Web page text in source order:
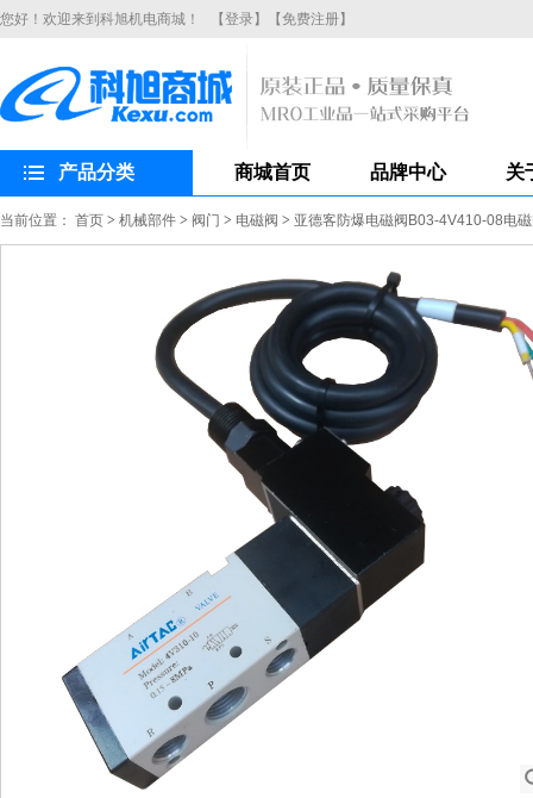
您好！欢迎来到科旭机电商城！ 【登录】 【免费注册】
产品分类 商城首页 品牌中心 关
当前位置： 首页 > 机械部件 > 阀门 > 电磁阀 > 亚德客防爆电磁阀B03-4V410-08电